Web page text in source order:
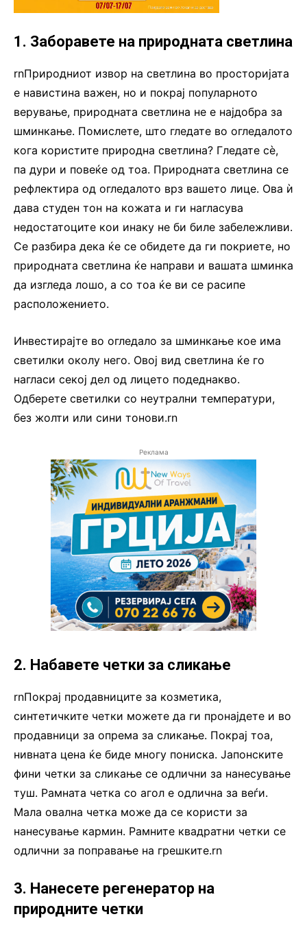
1. Заборавете на природната светлина
rnПриродниот извор на светлина во просторијата
е навистина важен, но и покрај популарното
верување, природната светлина не е најдобра за
шминкање. Помислете, што гледате во огледалото
кога користите природна светлина? Гледате сè,
па дури и повеќе од тоа. Природната светлина се
рефлектира од огледалото врз вашето лице. Ова ѝ
дава студен тон на кожата и ги нагласува
недостатоците кои инаку не би биле забележливи.
Се разбира дека ќе се обидете да ги покриете, но
природната светлина ќе направи и вашата шминка
да изгледа лошо, а со тоа ќе ви се расипе
расположението.
Инвестирајте во огледало за шминкање кое има
светилки околу него. Овој вид светлина ќе го
нагласи секој дел од лицето подеднакво.
Одберете светилки со неутрални температури,
без жолти или сини тонови.rn
Реклама
2. Набавете четки за сликање
rnПокрај продавниците за козметика,
синтетичките четки можете да ги пронајдете и во
продавници за опрема за сликање. Покрај тоа,
нивната цена ќе биде многу пониска. Јапонските
фини четки за сликање се одлични за нанесување
туш. Рамната четка со агол е одлична за веѓи.
Мала овална четка може да се користи за
нанесување кармин. Рамните квадратни четки се
одлични за поправање на грешките.rn
3. Нанесете регенератор на
природните четки